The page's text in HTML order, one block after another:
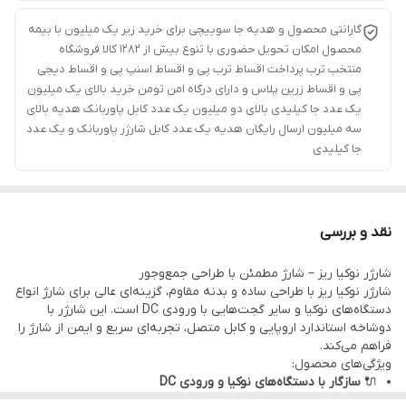
گارانتی محصول و هدیه جا سوییچی برای خرید زیر یک میلیون با بیمه
محصول امکان تحویل حضوری با تنوع بیش از 1282 کالا فروشگاه
منتخب ترب پرداخت اقساط ترب پی و اقساط اسنپ پی و اقساط دیجی
پی و اقساط زرین پلاس و دارای درگاه امن تومن خرید بالای یک میلیون
یک عدد جا کیلیدی بالای دو میلیون یک عدد کابل پاوربانک هدیه بالای
سه میلیون ارسال رایگان هدیه یک عدد کابل شارژر پاوربانک و یک عدد
جا کیلیدی
نقد و بررسی
شارژر نوکیا ریز – شارژ مطمئن با طراحی جمع‌وجور
شارژر نوکیا ریز با طراحی ساده و بدنه مقاوم، گزینه‌ای عالی برای شارژ انواع
دستگاه‌های نوکیا و سایر گجت‌هایی با ورودی DC است. این شارژر با
دوشاخه استاندارد اروپایی و کابل متصل، تجربه‌ای سریع و ایمن از شارژ را
فراهم می‌کند.
ویژگی‌های محصول:
🔌 سازگار با دستگاه‌های نوکیا و ورودی DC